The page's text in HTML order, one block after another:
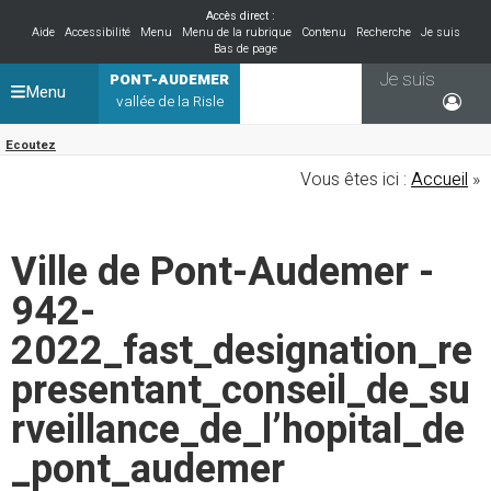
Accès direct :
Aide
Accessibilité Menu Menu de la rubrique Contenu Recherche
Je suis
Bas de page
PONT-AUDEMER
vallée de la Risle
Ecoutez
Je suis
Menu
Vous êtes ici : Accueil »
Ville de Pont-Audemer -
942-
2022_fast_designation_re
presentant_conseil_de_su
rveillance_de_l’hopital_de
_pont_audemer